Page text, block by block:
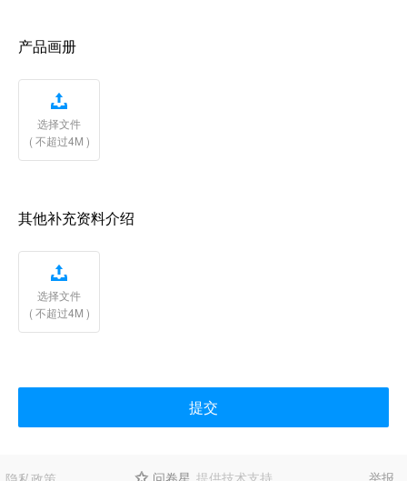
产品画册

选择文件
( 不超过4M )
其他补充资料介绍

选择文件
( 不超过4M )
提交
 问卷星 提供技术支持 举报